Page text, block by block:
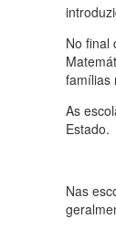
No final
famílias
As
Estado.
Nas